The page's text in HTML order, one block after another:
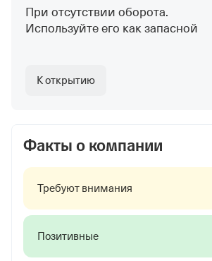
При отсутствии оборота.
Используйте его как запасной
К открытию
Факты о компании
Требуют внимания
Позитивные